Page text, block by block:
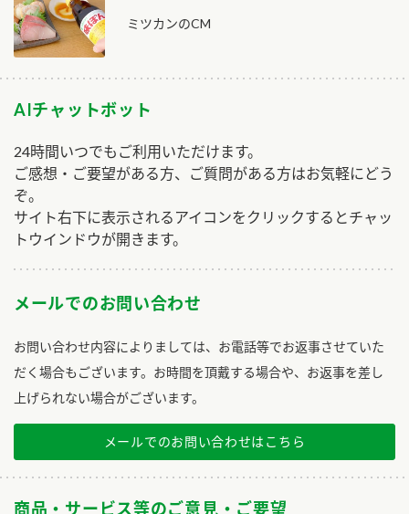
ミツカンのCM
AIチャットボット
24時間いつでもご利用いただけます。
ご感想・ご要望がある方、ご質問がある方はお気軽にどう
ぞ。
サイト右下に表示されるアイコンをクリックするとチャッ
トウインドウが開きます。
メールでのお問い合わせ
お問い合わせ内容によりましては、お電話等でお返事させていた
だく場合もございます。お時間を頂戴する場合や、お返事を差し
上げられない場合がございます。
メールでのお問い合わせはこちら
商品・サービス等のご意見・ご要望